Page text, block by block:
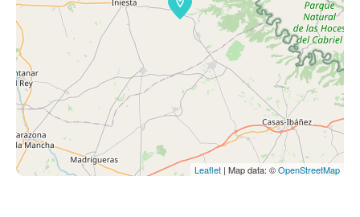
Leaflet | Map data: ©OpenStreetMap